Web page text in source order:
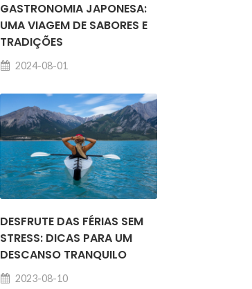
GASTRONOMIA JAPONESA:
UMA VIAGEM DE SABORES E
TRADIÇÕES
2024-08-01
DESFRUTE DAS FÉRIAS SEM
STRESS: DICAS PARA UM
DESCANSO TRANQUILO
2023-08-10